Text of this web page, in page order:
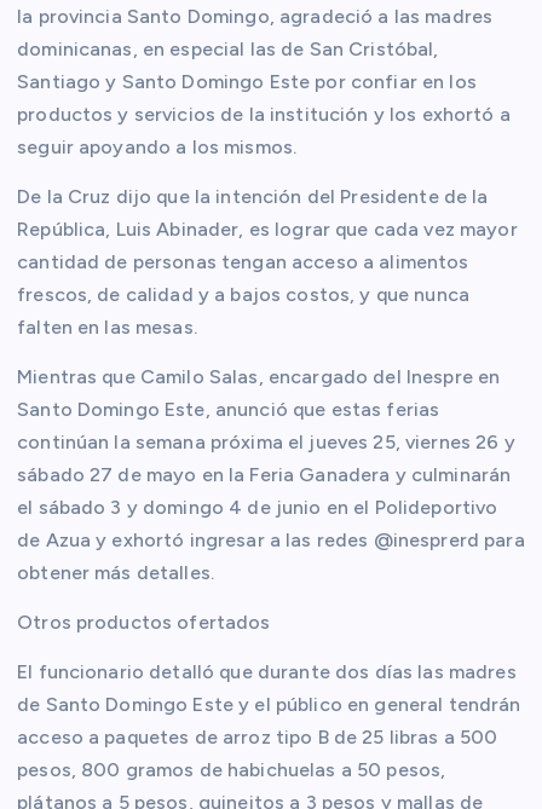
la provincia Santo Domingo, agradeció a las madres
dominicanas, en especial las de San Cristóbal,
Santiago y Santo Domingo Este por confiar en los
productos y servicios de la institución y los exhortó a
seguir apoyando a los mismos.
De la Cruz dijo que la intención del Presidente de la
República, Luis Abinader, es lograr que cada vez mayor
cantidad de personas tengan acceso a alimentos
frescos, de calidad y a bajos costos, y que nunca
falten en las mesas.
Mientras que Camilo Salas, encargado del Inespre en
Santo Domingo Este, anunció que estas ferias
continúan la semana próxima el jueves 25, viernes 26 y
sábado 27 de mayo en la Feria Ganadera y culminarán
el sábado 3 y domingo 4 de junio en el Polideportivo
de Azua y exhortó ingresar a las redes @inesprerd para
obtener más detalles.
Otros productos ofertados
El funcionario detalló que durante dos días las madres
de Santo Domingo Este y el público en general tendrán
acceso a paquetes de arroz tipo B de 25 libras a 500
pesos, 800 gramos de habichuelas a 50 pesos,
plátanos a 5 pesos, guineitos a 3 pesos y mallas de